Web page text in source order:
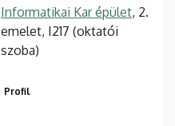
Informatikai Kar épület, 2.
emelet, I217 (oktatói
szoba)
Profil